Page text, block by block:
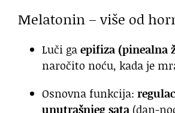
Melatonin – više od
Luči gaepifiza (pinealna
naročito noću, kada je
Osnovna funkcija:
unutrašnjeg sata (dan-